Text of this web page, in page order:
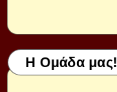
Η Ομάδα μας!